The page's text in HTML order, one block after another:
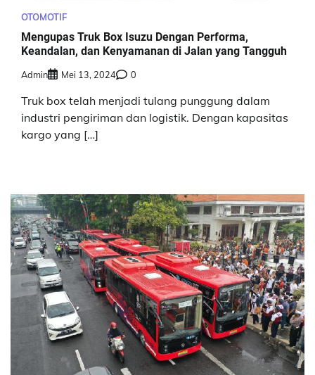
OTOMOTIF
Mengupas Truk Box Isuzu Dengan Performa,
Keandalan, dan Kenyamanan di Jalan yang Tangguh
Admin Mei 13, 2024 0
Truk box telah menjadi tulang punggung dalam
industri pengiriman dan logistik. Dengan kapasitas
kargo yang […]